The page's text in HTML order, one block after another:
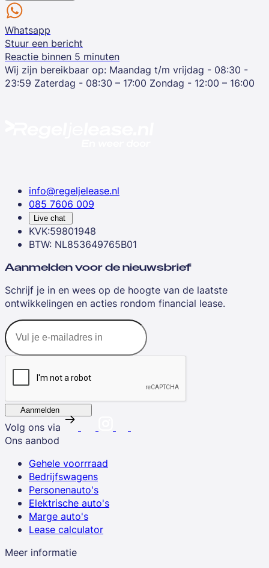
Whatsapp
Stuur een bericht
Reactie binnen 5 minuten
Wij zijn bereikbaar op: Maandag t/m vrijdag - 08:30 -
23:59 Zaterdag - 08:30 – 17:00 Zondag - 12:00 – 16:00
info@regeljelease.nl
085 7606 009
Live chat
KVK:59801948
BTW: NL853649765B01
Aanmelden voor de nieuwsbrief
Schrijf je in en wees op de hoogte van de laatste
ontwikkelingen en acties rondom financial lease.
Aanmelden
Volg ons via
Ons aanbod
Gehele voorrraad
Bedrijfswagens
Personenauto's
Elektrische auto's
Marge auto's
Lease calculator
Meer informatie